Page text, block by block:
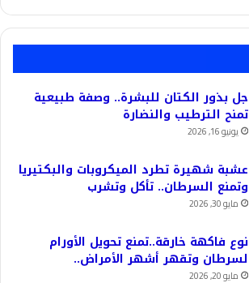
جل بذور الكتان للبشرة.. وصفة طبيعية
تمنح الترطيب والنضارة
يونيو 16, 2026
عشبة شهيرة تطرد الميكروبات والبكتيريا
وتمنع السرطان.. تأكل وتشرب
مايو 30, 2026
نوع فاكهة خارقة..تمنع تحويل الأورام
لسرطان وتقهر أشهر الأمراض..
مايو 20, 2026